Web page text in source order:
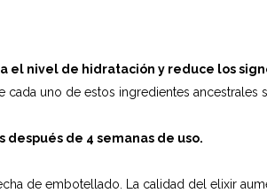
el nivel de hidratación y reduce los
cada uno de estos ingredientes ancestrales
después de 4 semanas de uso.
de embotellado. La calidad del elixir